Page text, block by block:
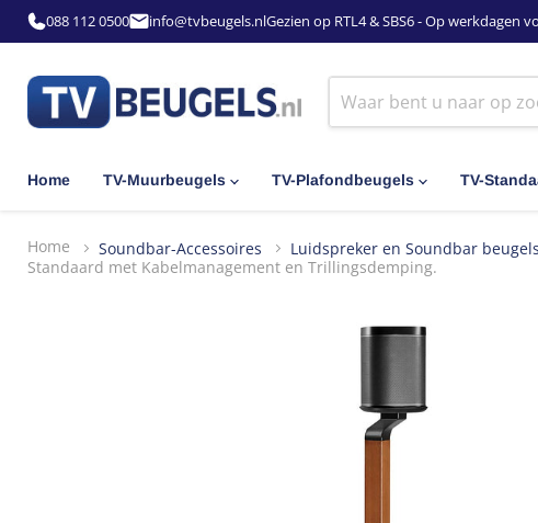
088 112 0500 info@tvbeugels.nlGezien op RTL4 & SBS6 - Op werkdagen
Home TV-Muurbeugels TV-Plafondbeugels TV-
Home Soundbar-Accessoires Luidspreker en Soundbar beugels
Standaard met Kabelmanagement en Trillingsdemping.